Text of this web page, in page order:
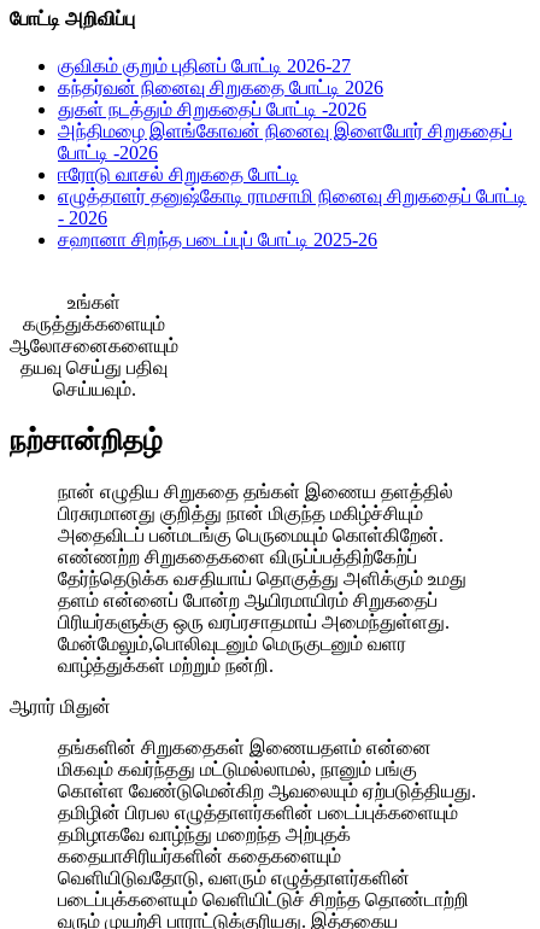
rater-
data-
readonly-
attribute='true'
>
</div>
<span
class='yasr-
title-
</div>
yasr-
rater-
stars'
id='yasr-
visitor-
votes-
readonly-
rater-
996225e11167a'
data-
rating='0'
data-
data-
rater-
postid='9817'
data-
readonly='true'
data-
attribute='true'
>
</div>
<span
class='yasr-
stars-
title-
average'>0
(0)
போட்டி அறிவிப்பு
குவிகம் குறும் புதினப் போட்டி 2026-27
கந்தர்வன் நினைவு சிறுகதை போட்டி 2026
துகள் நடத்தும் சிறுகதைப் போட்டி -2026
அந்திமழை இளங்கோவன் நினைவு இளையோர் சிறுகதைப்
போட்டி -2026
ஈரோடு வாசல் சிறுகதை போட்டி
எழுத்தாளர் தனுஷ்கோடி ராமசாமி நினைவு சிறுகதைப் போட்டி
- 2026
சஹானா சிறந்த படைப்புப் போட்டி 2025-26
உங்கள்
கருத்துக்களையும்
ஆலோசனைகளையும்
தயவு செய்து பதிவு
செய்யவும்.
நற்சான்றிதழ்
நான் எழுதிய சிறுகதை தங்கள் இணைய தளத்தில்
பிரசுரமானது குறித்து நான் மிகுந்த மகிழ்ச்சியும்
அதைவிடப் பன்மடங்கு பெருமையும் கொள்கிறேன்.
எண்ணற்ற சிறுகதைகளை விருப்ப்பத்திற்கேற்ப்
தேர்ந்தெடுக்க வசதியாய் தொகுத்து அளிக்கும் உமது
தளம் என்னைப் போன்ற ஆயிரமாயிரம் சிறுகதைப்
பிரியர்களுக்கு ஒரு வரப்ரசாதமாய் அமைந்துள்ளது.
மேன்மேலும்,பொலிவுடனும் மெருகுடனும் வளர
வாழ்த்துக்கள் மற்றும் நன்றி.
ஆரார் மிதுன்
தங்களின் சிறுகதைகள் இணையதளம் என்னை
மிகவும் கவர்ந்தது மட்டுமல்லாமல், நானும் பங்கு
கொள்ள வேண்டுமென்கிற ஆவலையும் ஏற்படுத்தியது.
தமிழின் பிரபல எழுத்தாளர்களின் படைப்புக்களையும்
தமிழாகவே வாழ்ந்து மறைந்த அற்புதக்
கதையாசிரியர்களின் கதைகளையும்
வெளியிடுவதோடு, வளரும் எழுத்தாளர்களின்
படைப்புக்களையும் வெளியிட்டுச் சிறந்த தொண்டாற்றி
வரும் முயற்சி பாராட்டுக்குரியது. இத்தகைய